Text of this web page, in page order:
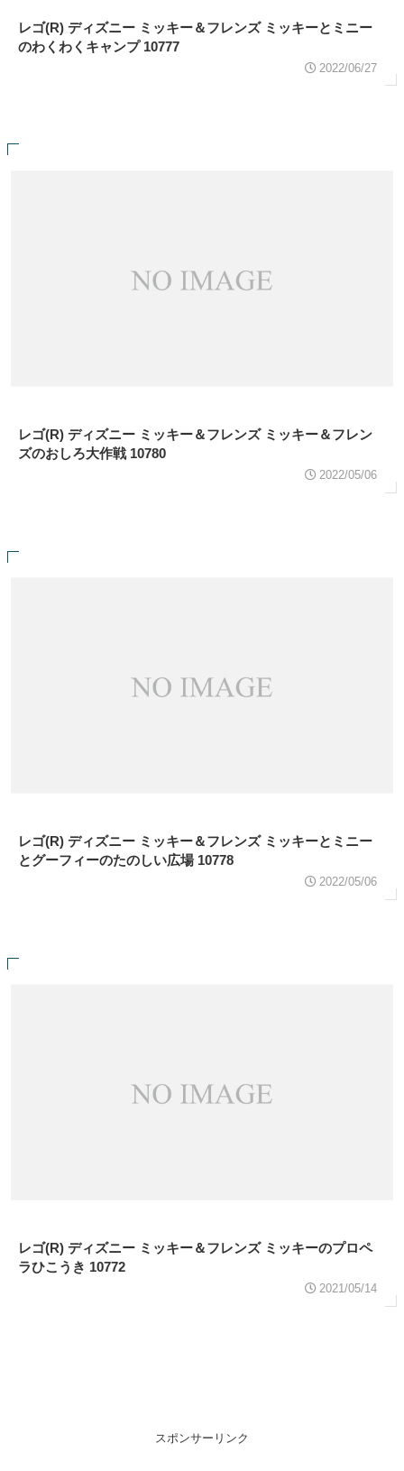
レゴ(R) ディズニー ミッキー＆フレンズ ミッキーとミニー
のわくわくキャンプ 10777
2022/06/27
レゴ(R) ディズニー ミッキー＆フレンズ ミッキー＆フレン
ズのおしろ大作戦 10780
2022/05/06
レゴ(R) ディズニー ミッキー＆フレンズ ミッキーとミニー
とグーフィーのたのしい広場 10778
2022/05/06
レゴ(R) ディズニー ミッキー＆フレンズ ミッキーのプロペ
ラひこうき 10772
2021/05/14
スポンサーリンク